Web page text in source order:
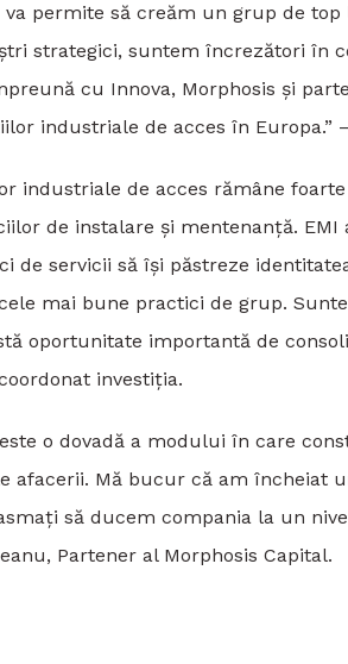
va permite să creăm un grup de
strategici, suntem încrezători în
cu Innova, Morphosis și
industriale de acces în Europa.”
industriale de acces rămâne
de instalare și mentenanță.
de servicii să își păstreze
mai bune practici de grup.
oportunitate importantă de
investiția.
o dovadă a modului în care
afacerii. Mă bucur că am încheiat
să ducem compania la un
Partener al Morphosis Capital.